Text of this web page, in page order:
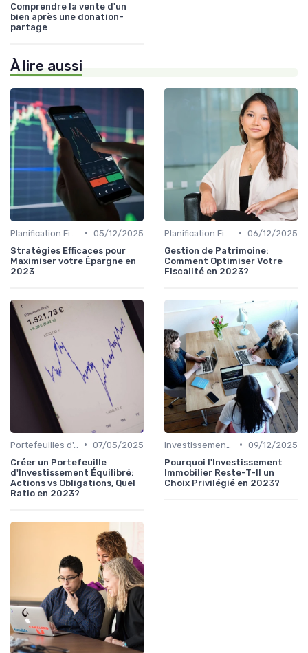
Comprendre la vente d'un
bien après une donation-
partage
À lire aussi
• 05/12/2025
Stratégies Efficaces pour
Maximiser votre Épargne en
2023
• 06/12/2025
Gestion de Patrimoine:
Comment Optimiser Votre
Fiscalité en 2023?
• 07/05/2025
Créer un Portefeuille
d'Investissement Équilibré:
Actions vs Obligations, Quel
Ratio en 2023?
• 09/12/2025
Pourquoi l'Investissement
Immobilier Reste-T-Il un
Choix Privilégié en 2023?